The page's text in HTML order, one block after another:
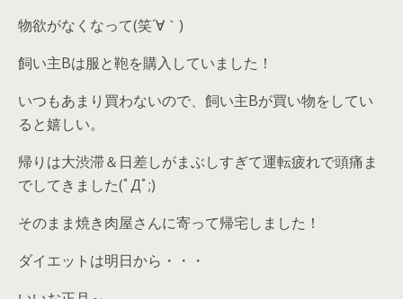
物欲がなくなって(笑´∀｀)
飼い主Bは服と鞄を購入していました！
いつもあまり買わないので、飼い主Bが買い物をしてい
ると嬉しい。
帰りは大渋滞＆日差しがまぶしすぎて運転疲れで頭痛ま
でしてきました(ﾟДﾟ;)
そのまま焼き肉屋さんに寄って帰宅しました！
ダイエットは明日から・・・